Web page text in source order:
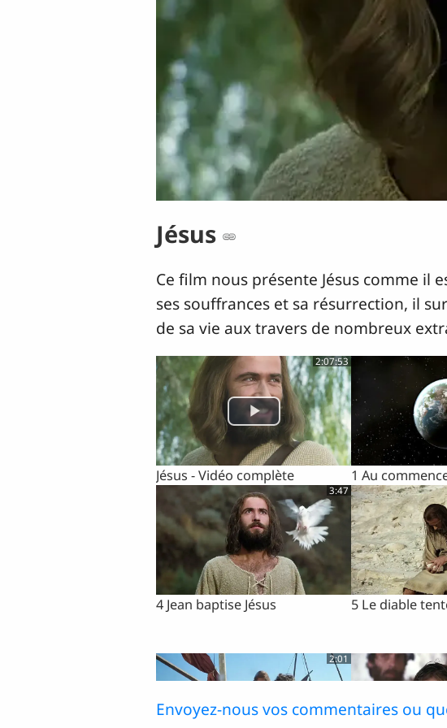
Jésus
Ce film nous présente Jésus comme il
ses souffrances et sa résurrection, il
de sa vie aux travers de nombreux
2:07:53
Jésus - Vidéo complète 1 Au
3:47
4 Jean baptise Jésus 5 Le diable
2:01
Envoyez-nous vos commentaires ou